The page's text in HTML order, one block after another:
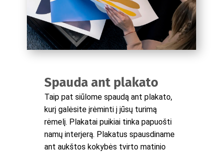
Spauda ant plakato
Taip pat siūlome spaudą ant plakato,
kurį galėsite įrėminti į jūsų turimą
rėmelį. Plakatai puikiai tinka papuošti
namų interjerą. Plakatus spausdiname
ant aukštos kokybės tvirto matinio